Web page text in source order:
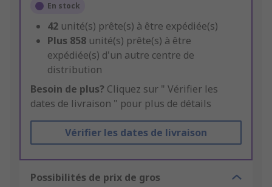
En stock
42 unité(s) prête(s) à être expédiée(s)
Plus 858 unité(s) prête(s) à être
expédiée(s) d'un autre centre de
distribution
Besoin de plus? Cliquez sur " Vérifier les
dates de livraison " pour plus de détails
Vérifier les dates de livraison
Possibilités de prix de gros